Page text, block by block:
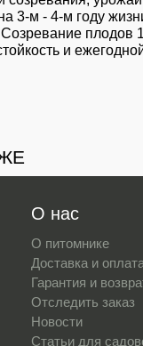
3-м - 4-м году
Созревание
и
О нас
О питомнике
Доставка и
Гарантия и
Отследить заказ
Новости
Статьи для